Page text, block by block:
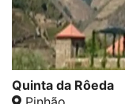
Quinta da Rôeda